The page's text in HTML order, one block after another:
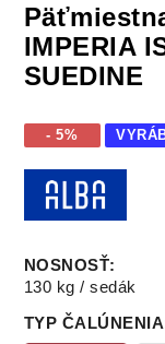
IMPERIA
SUEDINE
- 5%
NOSNOSŤ:
130 kg / sedák
TYP ČALÚNENIA